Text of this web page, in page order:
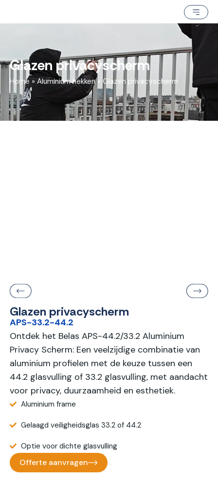
Glazen privacyscherm
Home»Aluminium hekken» Glazen privacyscherm
Glazen privacyscherm
APS-33.2-44.2
Ontdek het Belas APS-44.2/33.2 Aluminium
Privacy Scherm: Een veelzijdige combinatie van
aluminium profielen met de keuze tussen een
44.2 glasvulling of 33.2 glasvulling, met aandacht
voor privacy, duurzaamheid en esthetiek.
Aluminium frame
Gelaagd veiligheidsglas 33.2 of 44.2
Optie voor dichte glasvulling
Offerte aanvragen